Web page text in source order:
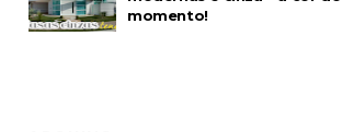
momento!